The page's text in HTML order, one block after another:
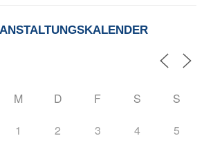
M D F S S
1 2 3 4 5